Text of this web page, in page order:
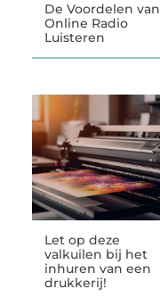
De Voordelen van
Online Radio
Luisteren
Let op deze
valkuilen bij het
inhuren van een
drukkerij!